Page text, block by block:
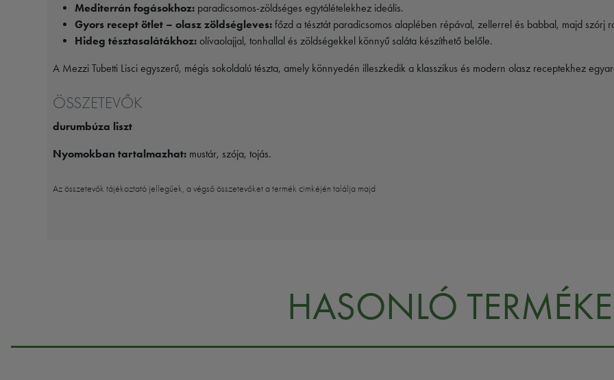
Mediterrán fogásokhoz: paradicsomos-zöldséges egytálételekhez ideális.
Gyors recept ötlet – olasz zöldségleves: főzd a tésztát paradicsomos alaplében répával, zellerrel és babbal, majd szórj
Hideg tésztasalátákhoz: olívaolajjal, tonhallal és zöldségekkel könnyű saláta készíthető belőle.
A Mezzi Tubetti Lisci egyszerű, mégis sokoldalú tészta, amely könnyedén illeszkedik a klasszikus és modern olasz receptekhez
ÖSSZETEVŐK
durumbúza liszt
Nyomokban tartalmazhat: mustár, szója, tojás.
Az összetevők tájékoztató jellegűek, a végső összetevőket a termék cimkéjén találja majd
HASONLÓ